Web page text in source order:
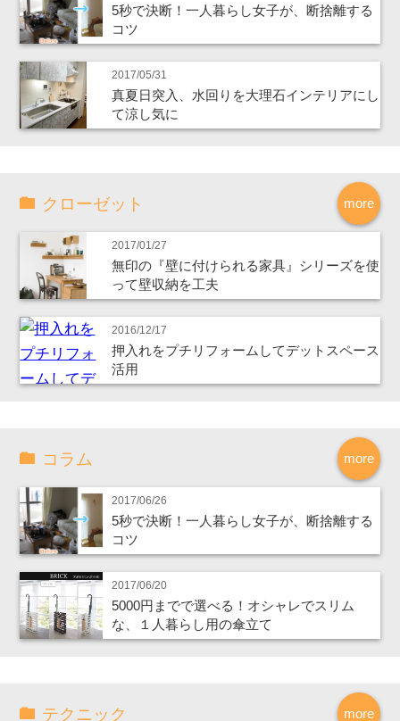
5秒で決断！一人暮らし女子が、断捨離する
コツ
2017/05/31
真夏日突入、水回りを大理石インテリアにし
て涼し気に
more
クローゼット
2017/01/27
無印の『壁に付けられる家具』シリーズを使
って壁収納を工夫
2016/12/17
押入れをプチリフォームしてデットスペース
活用
more
コラム
2017/06/26
5秒で決断！一人暮らし女子が、断捨離する
コツ
2017/06/20
5000円までで選べる！オシャレでスリム
な、１人暮らし用の傘立て
more
テクニック